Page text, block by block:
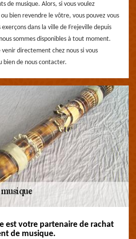
de musique. Alors, si vous voulez
bien revendre le vôtre, vous pouvez vous
dans la ville de Frejeville depuis
sommes disponibles à tout moment.
venir directement chez nous si vous
bien de nous contacter.
est votre partenaire de rachat
de musique.